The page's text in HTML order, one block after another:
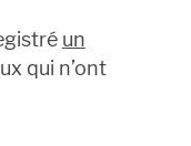
un
qui n’ont